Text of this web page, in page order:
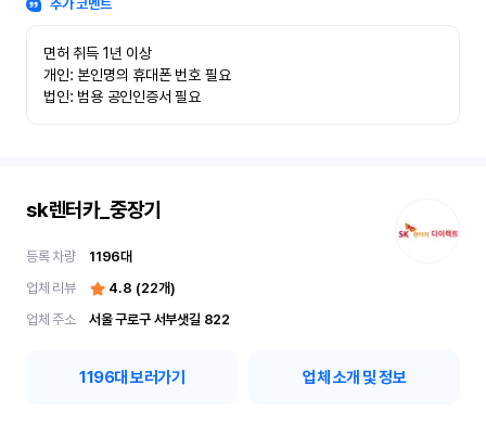
추가 코멘트
면허 취득 1년 이상
개인: 본인명의 휴대폰 번호 필요
법인: 범용 공인인증서 필요
sk렌터카_중장기
등록 차량 1196대
업체 리뷰
4.8 (22개)
업체 주소
서울 구로구 서부샛길 822
1196대 보러가기 업체 소개 및 정보